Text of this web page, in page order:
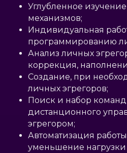
Углубленное
механизмов;
Индивидуальная
программированию
Анализ личных
коррекция,
Создание, при
личных эгрегоров;
Поиск и набор
дистанционного
эгрегором;
Автоматизация
уменьшение нагрузки